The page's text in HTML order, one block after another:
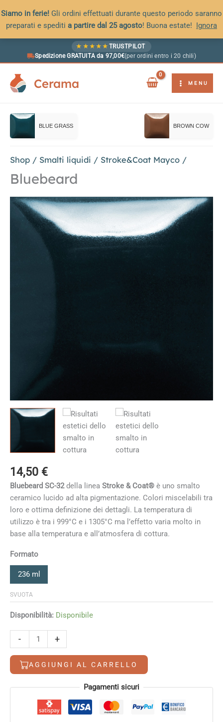
Siamo in ferie! Gli ordini effettuati durante questo periodo saranno
preparati e spediti a partire dal 25 agosto! Buona estate! Ignora
★ ★ ★ ★ ★ TRUSTPILOT
Spedizione GRATUITA da 97,00€(per ordini entro i 20 chili)
Cerama MENU
BLUE GRASS BROWN COW
Shop / Smalti liquidi / Stroke&Coat Mayco /
Bluebeard
14,50 €
Bluebeard SC-32della linea Stroke & Coat® è uno smalto
ceramico lucido ad alta pigmentazione. Colori miscelabili tra
loro e ottima definizione dei dettagli. La temperatura di
utilizzo è tra i 999°C e i 1305°C ma l’effetto varia molto in
base alla temperatura e all’atmosfera di cottura.
Formato
236 ml
SVUOTA
Disponibilità: Disponibile
-
Bluebeard
quantità
+
AGGIUNGI AL CARRELLO
Alternative: Pagamenti sicuri